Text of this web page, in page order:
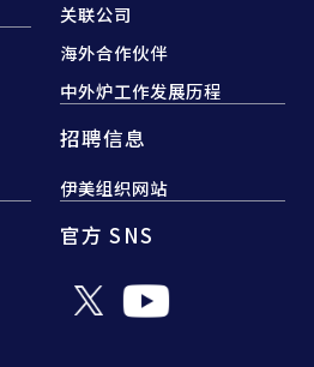
关联公司
海外合作伙伴
中外炉工作发展历程
招聘信息
伊美组织网站
官方 SNS